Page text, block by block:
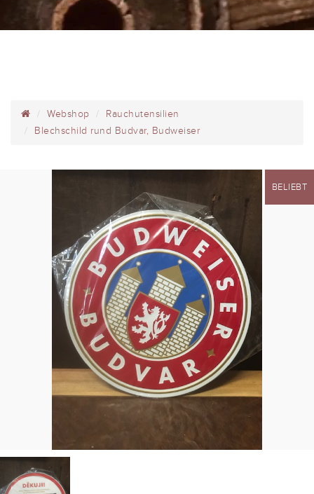
Webshop
Rauchutensilien
Blechschild rund Budvar, Budweiser
BELIEBT